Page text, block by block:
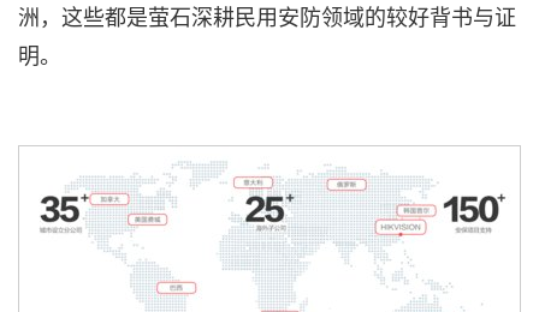
洲，这些都是萤石深耕民用安防领域的较好背书与证
明。